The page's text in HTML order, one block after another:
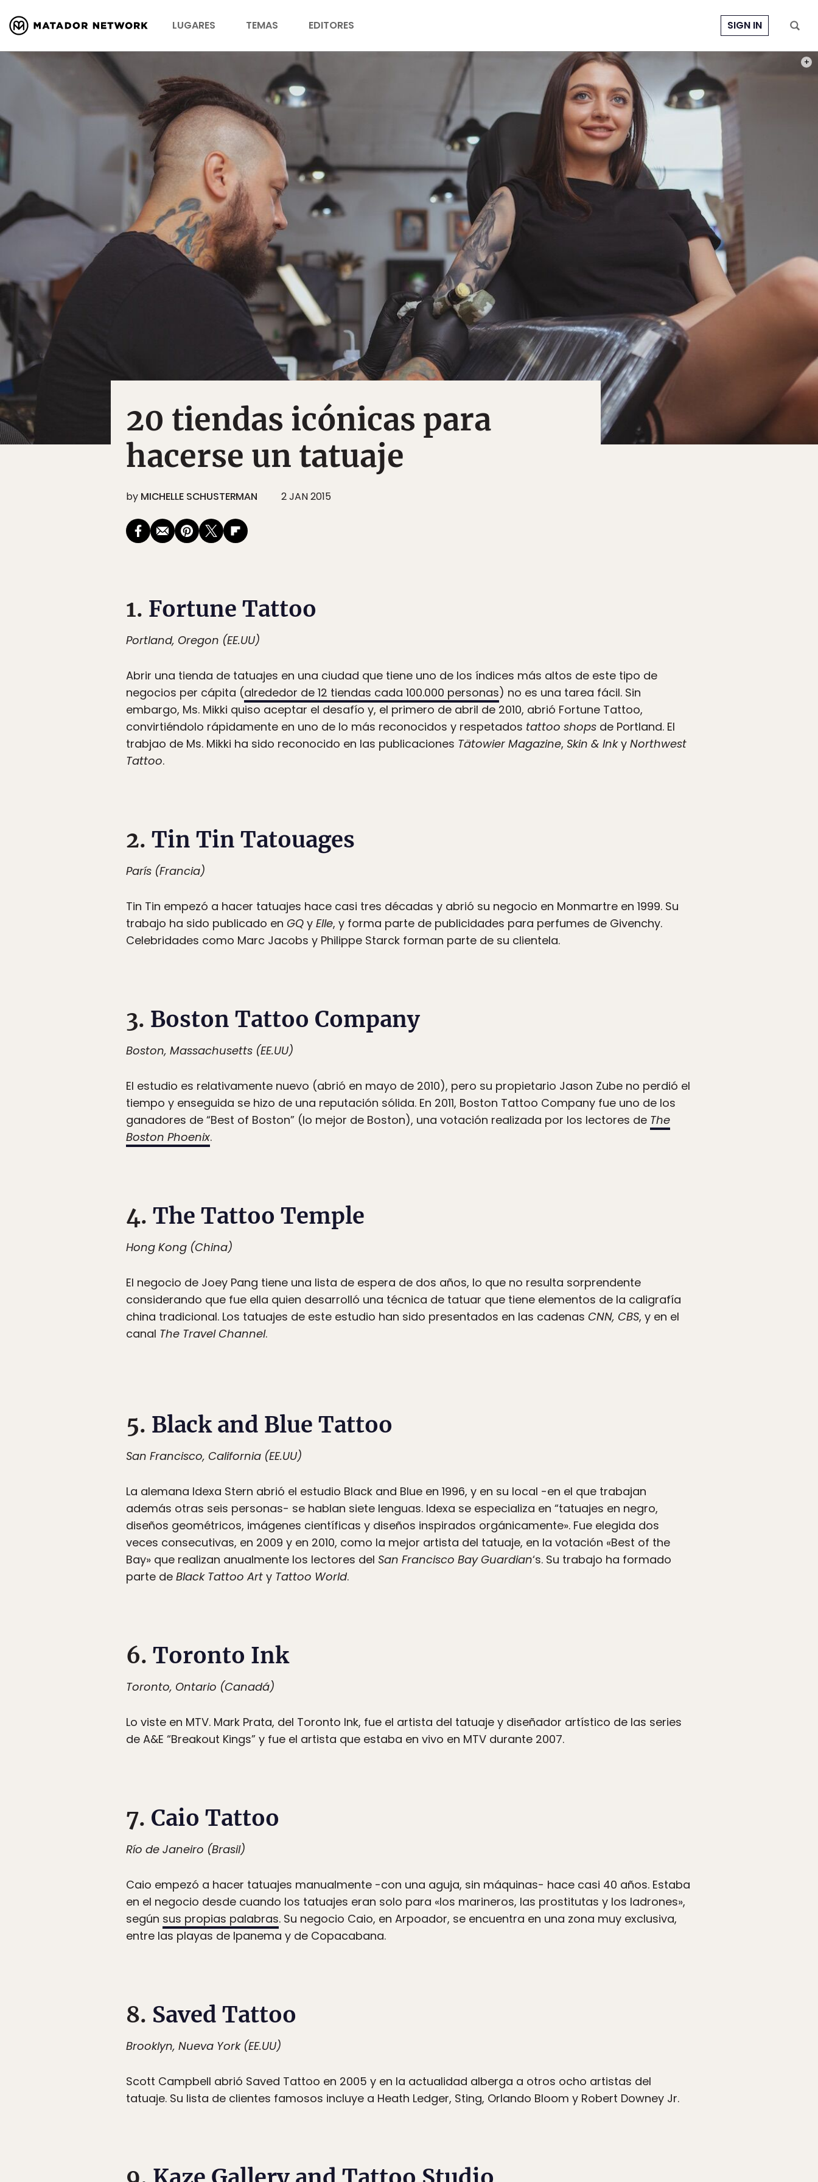
LUGARES TEMAS EDITORES SIGN IN
20 tiendas icónicas para
hacerse un tatuaje
by MICHELLE SCHUSTERMAN 2 JAN 2015
1. Fortune Tattoo
Portland, Oregon (EE.UU)
Abrir una tienda de tatuajes en una ciudad que tiene uno de los índices más altos de este tipo de
negocios per cápita (alrededor de 12 tiendas cada 100.000 personas) no es una tarea fácil. Sin
embargo, Ms. Mikki quiso aceptar el desafío y, el primero de abril de 2010, abrió Fortune Tattoo,
convirtiéndolo rápidamente en uno de lo más reconocidos y respetados tattoo shops de Portland. El
trabjao de Ms. Mikki ha sido reconocido en las publicaciones Tätowier Magazine, Skin & Inky Northwest
Tattoo.
2. Tin Tin Tatouages
París (Francia)
Tin Tin empezó a hacer tatuajes hace casi tres décadas y abrió su negocio en Monmartre en 1999. Su
trabajo ha sido publicado en GQ y Elle, y forma parte de publicidades para perfumes de Givenchy.
Celebridades como Marc Jacobs y Philippe Starck forman parte de su clientela.
3. Boston Tattoo Company
Boston, Massachusetts (EE.UU)
El estudio es relativamente nuevo (abrió en mayo de 2010), pero su propietario Jason Zube no perdió el
tiempo y enseguida se hizo de una reputación sólida. En 2011, Boston Tattoo Company fue uno de los
ganadores de “Best of Boston” (lo mejor de Boston), una votación realizada por los lectores de The
Boston Phoenix.
4. The Tattoo Temple
Hong Kong (China)
El negocio de Joey Pang tiene una lista de espera de dos años, lo que no resulta sorprendente
considerando que fue ella quien desarrolló una técnica de tatuar que tiene elementos de la caligrafía
china tradicional. Los tatuajes de este estudio han sido presentados en las cadenas CNN, CBS, y en el
canal The Travel Channel.
5. Black and Blue Tattoo
San Francisco, California (EE.UU)
La alemana Idexa Stern abrió el estudio Black and Blue en 1996, y en su local -en el que trabajan
además otras seis personas- se hablan siete lenguas. Idexa se especializa en “tatuajes en negro,
diseños geométricos, imágenes científicas y diseños inspirados orgánicamente». Fue elegida dos
veces consecutivas, en 2009 y en 2010, como la mejor artista del tatuaje, en la votación «Best of the
Bay» que realizan anualmente los lectores del San Francisco Bay Guardian‘s. Su trabajo ha formado
parte de Black Tattoo Art y Tattoo World.
6. Toronto Ink
Toronto, Ontario (Canadá)
Lo viste en MTV. Mark Prata, del Toronto Ink, fue el artista del tatuaje y diseñador artístico de las series
de A&E “Breakout Kings” y fue el artista que estaba en vivo en MTV durante 2007.
7. Caio Tattoo
Río de Janeiro (Brasil)
Caio empezó a hacer tatuajes manualmente -con una aguja, sin máquinas- hace casi 40 años. Estaba
en el negocio desde cuando los tatuajes eran solo para «los marineros, las prostitutas y los ladrones»,
según sus propias palabras. Su negocio Caio, en Arpoador, se encuentra en una zona muy exclusiva,
entre las playas de Ipanema y de Copacabana.
8. Saved Tattoo
Brooklyn, Nueva York (EE.UU)
Scott Campbell abrió Saved Tattoo en 2005 y en la actualidad alberga a otros ocho artistas del
tatuaje. Su lista de clientes famosos incluye a Heath Ledger, Sting, Orlando Bloom y Robert Downey Jr.